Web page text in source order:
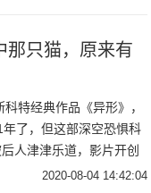
那只猫，原来有
特经典作品《异形》，
了，但这部深空恐惧科
人津津乐道，影片开创
先河，也让异形这样的外
2020-08-04 14:42:04